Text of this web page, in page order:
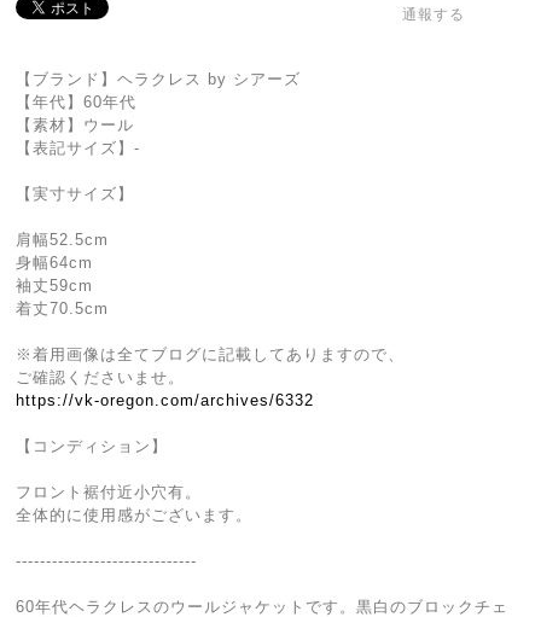
通報する
【ブランド】ヘラクレス by シアーズ
【年代】60年代
【素材】ウール
【表記サイズ】-
【実寸サイズ】
肩幅52.5cm
身幅64cm
袖丈59cm
着丈70.5cm
※着用画像は全てブログに記載してありますので、
ご確認くださいませ。
https://vk-oregon.com/archives/6332
【コンディション】
フロント裾付近小穴有。
全体的に使用感がございます。
------------------------------
60年代ヘラクレスのウールジャケットです。黒白のブロックチェ